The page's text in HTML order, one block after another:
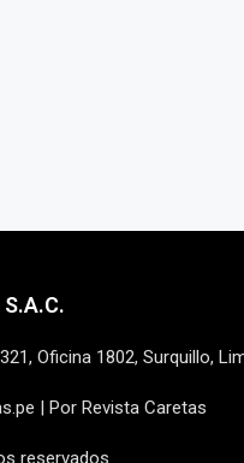
Oficina 1802, Surquillo,
| Por Revista Caretas
reservados